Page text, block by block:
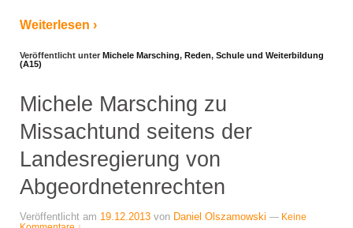
Weiterlesen ›
Veröffentlicht unter Michele Marsching, Reden, Schule und Weiterbildung
(A15)
Michele Marsching zu
Missachtund seitens der
Landesregierung von
Abgeordnetenrechten
Veröffentlicht am 19.12.2013 von Daniel Olszamowski — Keine